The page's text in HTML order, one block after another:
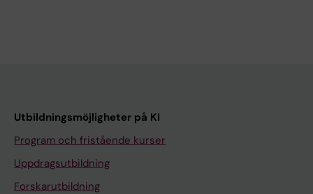
Utbildningsmöjligheter på KI
Program och fristående kurser
Uppdragsutbildning
Forskarutbildning